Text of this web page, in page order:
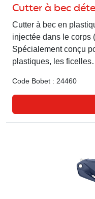
Cutter à bec
Cutter à bec en
injectée dans le corps
Spécialement conçu
plastiques, les
Code Bobet : 24460